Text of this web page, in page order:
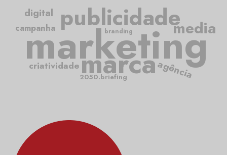
marketing
publicidade
marca
criatividade
campanha media
agência
digital
2050.briefing
branding